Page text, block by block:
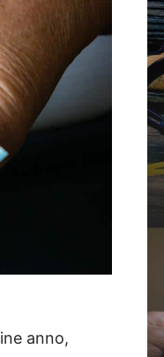
anno,